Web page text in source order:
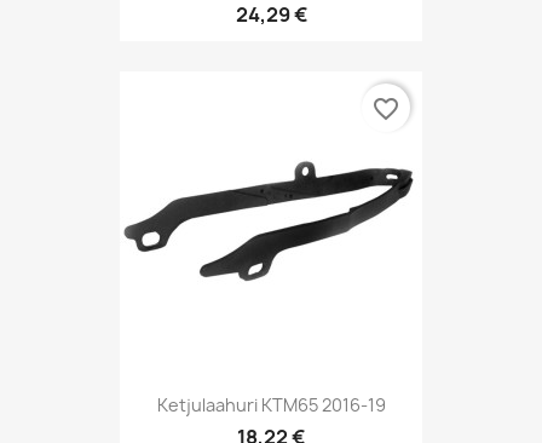
24,29 €
Ketjulaahuri KTM65 2016-19
18,22 €
favorite_border